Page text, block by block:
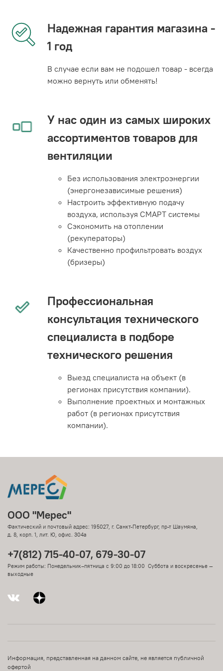
Надежная гарантия магазина -
1 год
В случае если вам не подошел товар - всегда
можно вернуть или обменять!
У нас один из самых широких
ассортиментов товаров для
вентиляции
Без использования электроэнергии
(энергонезависимые решения)
Настроить эффективную подачу
воздуха, используя СМАРТ системы
Сэкономить на отоплении
(рекуператоры)
Качественно профильтровать воздух
(бризеры)
Профессиональная
консультация технического
специалиста в подборе
технического решения
Выезд специалиста на объект (в
регионах присутствия компании).
Выполнение проектных и монтажных
работ (в регионах присутствия
компании).
ООО "Мерес"
Фактический и почтовый адрес: 195027, г. Санкт-Петербург, пр-т Шаумяна,
д. 8, корп. 1, лит. Ю, офис. 304а
+7(812) 715-40-07, 679-30-07
Режим работы: Понедельник–пятница с 9:00 до 18:00 Суббота и воскресенье —
выходные
Информация, представленная на данном сайте, не является публичной
офертой